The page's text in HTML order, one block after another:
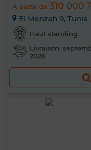
À partir de 310 000
El Menzah 9, Tunis
Haut standing
Livraison:
2026